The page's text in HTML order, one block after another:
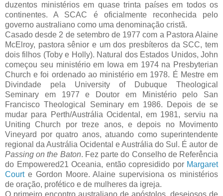
duzentos ministérios em quase trinta países em todos os
continentes. A SCAC é oficialmente reconhecida pelo
governo australiano como uma denominação cristã.
Casado desde 2 de setembro de 1977 com a Pastora Alaine
McElroy, pastora sênior e um dos presbíteros da SCC, tem
dois filhos (Toby e Holly). Natural dos Estados Unidos, John
começou seu ministério em Iowa em 1974 na Presbyterian
Church e foi ordenado ao ministério em 1978. É Mestre em
Divindade pela University of Dubuque Theological
Seminary em 1977 e Doutor em Ministério pelo San
Francisco Theological Seminary em 1986. Depois de se
mudar para Perth/Austrália Ocidental, em 1981, serviu na
Uniting Church por treze anos, e depois no Movimento
Vineyard por quatro anos, atuando como superintendente
regional da Austrália Ocidental e Austrália do Sul. É autor de
Passing on the Baton. Fez parte do Conselho de Referência
do Empowered21 Oceania, então copresidido por Margaret
Courte Gordon Moore. Alaine supervisiona os ministérios
de oração, profético e de mulheres da igreja.